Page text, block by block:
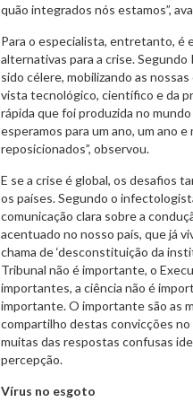
quão integrados nós estamos”,
Para o especialista, entretanto, é
alternativas para a crise.
sido célere, mobilizando as
vista tecnológico, científico e da
rápida que foi produzida no
esperamos para um ano, um ano
reposicionados”, observou.
E se a crise é global, os desafios
os países. Segundo o
comunicação clara sobre a
acentuado no nosso país, que já
chama de ‘desconstituição da
Tribunal não é importante, o
importantes, a ciência não é
importante. O importante são as
compartilho destas convicções
muitas das respostas confusas
percepção.
Vírus no esgoto